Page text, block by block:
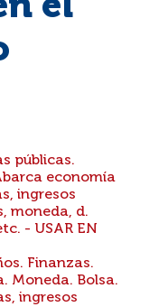
el
públicas.
economía
ingresos
moneda, d.
- USAR EN
Finanzas.
Moneda. Bolsa.
ingresos